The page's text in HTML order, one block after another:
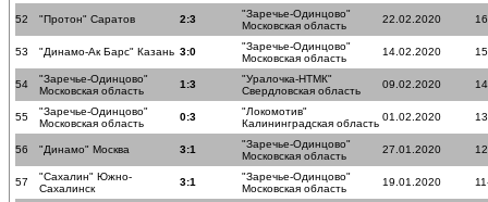
52 "Протон" Саратов 2:3
"Заречье-Одинцово"
Московская область
22.02.2020
53 "Динамо-Ак Барс" Казань 3:0
"Заречье-Одинцово"
Московская область
14.02.2020
54
"Заречье-Одинцово"
Московская область
1:3
"Уралочка-НТМК"
Свердловская область
09.02.2020
55
"Заречье-Одинцово"
Московская область
0:3
"Локомотив"
Калининградская область
01.02.2020
56 "Динамо" Москва 3:1
"Заречье-Одинцово"
Московская область
27.01.2020
57
"Сахалин" Южно-
Сахалинск
3:1
"Заречье-Одинцово"
Московская область
19.01.2020